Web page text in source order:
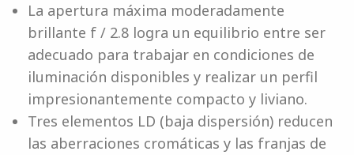
La apertura máxima moderadamente
brillante f / 2.8 logra un equilibrio entre ser
adecuado para trabajar en condiciones de
iluminación disponibles y realizar un perfil
impresionantemente compacto y liviano.
Tres elementos LD (baja dispersión) reducen
las aberraciones cromáticas y las franjas de